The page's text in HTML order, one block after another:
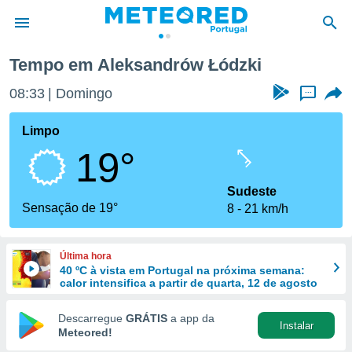
da
foi
fornecidas
a este
das
e
forma
digital
Tempo em Aleksandrów Łódzki
08:33 Domingo ...
Limpo
19°
Sensação de 19°
Sudeste
8
21 km/h
Última hora
40 ºC à vista em Portugal na próxima semana:
calor intensifica a partir de quarta, 12 de agosto
Descarregue GRÁTIS a app da
Meteored!
Instalar